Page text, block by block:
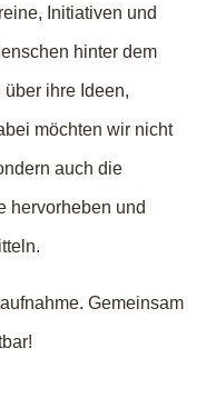
Initiativen und
hinter dem
ihre Ideen,
möchten wir nicht
auch die
hervorheben und
Gemeinsam